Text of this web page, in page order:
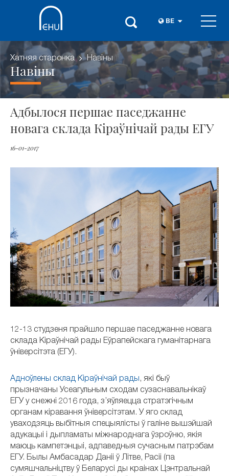
BE
Хатняя старонка Навіны
Навіны
Адбылося першае паседжанне
новага склада Кіраўнічай рады ЕГУ
16-01-2017
12-13 студзеня прайшло першае паседжанне новага
склада Кіраўнічай рады Еўрапейскага гуманітарнага
ўніверсітэта (ЕГУ).
Адноўлены склад Кіраўнічай рады, які быў
прызначаны Усеагульным сходам сузаснавальнікаў
ЕГУ у снежні 2016 года, з’яўляецца стратэгічным
органам кіравання ўніверсітэтам. У яго склад
уваходзяць выбітныя спецыялісты ў галіне вышэйшай
адукацыі і дыпламаты міжнароднага ўзроўню, якія
маюць кампетэнцыі, адпаведныя сучасным патрэбам
ЕГУ. Былы Амбасадар Даніі ў Літве, Расіі (па
сумяшчальніцтву ў Беларусі ды краінах Цэнтральнай